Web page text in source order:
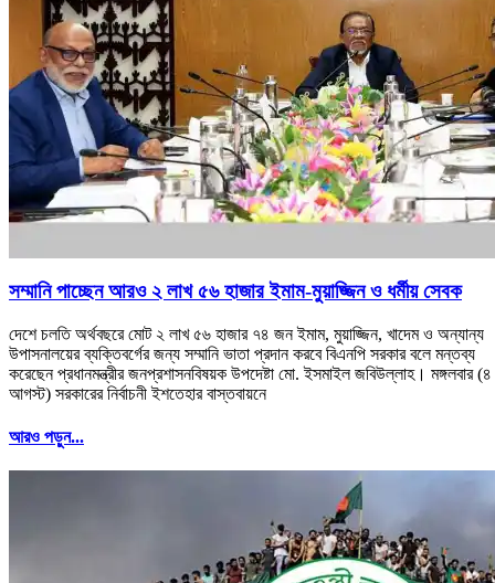
সম্মানি পাচ্ছেন আরও ২ লাখ ৫৬ হাজার ইমাম-মুয়াজ্জিন ও ধর্মীয় সেবক
দেশে চলতি অর্থবছরে মোট ২ লাখ ৫৬ হাজার ৭৪ জন ইমাম, মুয়াজ্জিন, খাদেম ও অন্যান্য
উপাসনালয়ের ব্যক্তিবর্গের জন্য সম্মানি ভাতা প্রদান করবে বিএনপি সরকার বলে মন্তব্য
করেছেন প্রধানমন্ত্রীর জনপ্রশাসনবিষয়ক উপদেষ্টা মো. ইসমাইল জবিউল্লাহ। মঙ্গলবার (৪
আগস্ট) সরকারের নির্বাচনী ইশতেহার বাস্তবায়নে
আরও পড়ুন...